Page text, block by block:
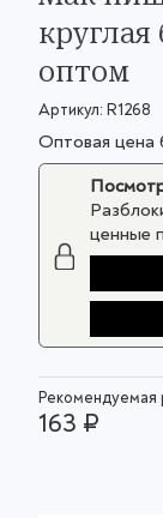
оптом
Артикул: R1268
Оптовая
ценные
Рекомендуемая
163 ₽